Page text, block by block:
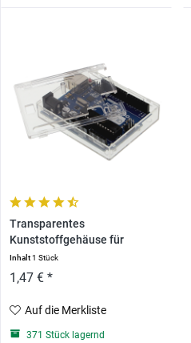
Transparentes
Kunststoffgehäuse für
Arduino UNO
Inhalt1 Stück
1,47 € *
Auf die Merkliste
371 Stück lagernd